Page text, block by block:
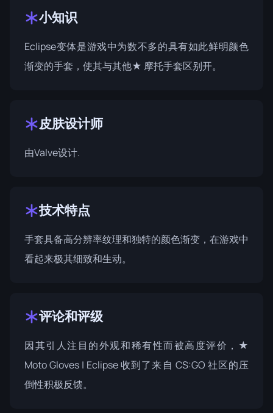
小知识
Eclipse变体是游戏中为数不多的具有如此鲜明颜色
渐变的手套，使其与其他★ 摩托手套区别开。
皮肤设计师
由Valve设计.
技术特点
手套具备高分辨率纹理和独特的颜色渐变，在游戏中
看起来极其细致和生动。
评论和评级
因其引人注目的外观和稀有性而被高度评价，★
Moto Gloves | Eclipse 收到了来自 CS:GO 社区的压
倒性积极反馈。